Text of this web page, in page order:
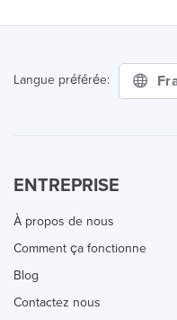
Langue préférée:
ENTREPRISE
À propos de nous
Comment ça fonctionne
Blog
Contactez nous